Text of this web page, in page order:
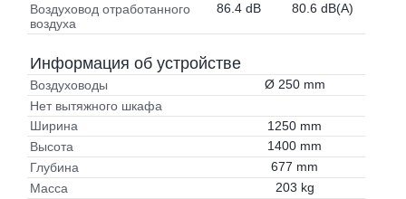
Воздуховод отработанного
воздуха
86.4 dB 80.6 dB(A)
Информация об устройстве
Воздуховоды
Ø 250 mm
Нет вытяжного шкафа
Ширина
1250 mm
Высота
1400 mm
Глубина
677 mm
Масса
203 kg